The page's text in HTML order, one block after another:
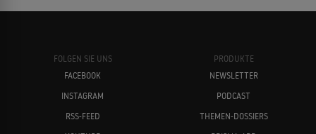
FOLGEN SIE UNS
FACEBOOK
INSTAGRAM
RSS-FEED
PRODUKTE
NEWSLETTER
PODCAST
THEMEN-DOSSIERS